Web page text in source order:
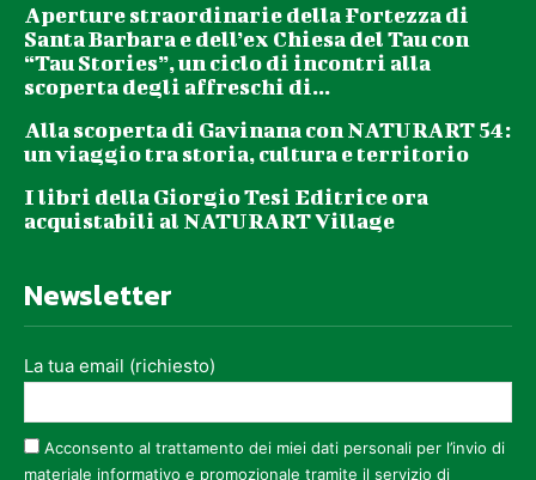
Aperture straordinarie della Fortezza di
Santa Barbara e dell’ex Chiesa del Tau con
“Tau Stories”, un ciclo di incontri alla
scoperta degli affreschi di...
Alla scoperta di Gavinana con NATURART 54:
un viaggio tra storia, cultura e territorio
I libri della Giorgio Tesi Editrice ora
acquistabili al NATURART Village
Newsletter
La tua email (richiesto)
Acconsento al trattamento dei miei dati personali per l’invio di
materiale informativo e promozionale tramite il servizio di